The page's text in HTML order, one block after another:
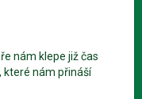
nám klepe již čas
které nám přináší